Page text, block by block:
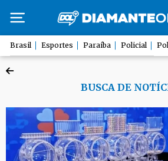
Brasil Esportes Paraíba Policial
BUSCA DE